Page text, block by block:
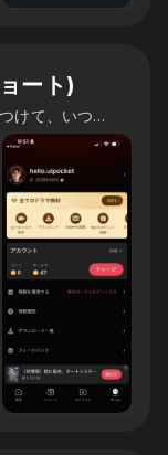
ート)
ここで次のショートドラマを見つけて、いつでも楽しもう！